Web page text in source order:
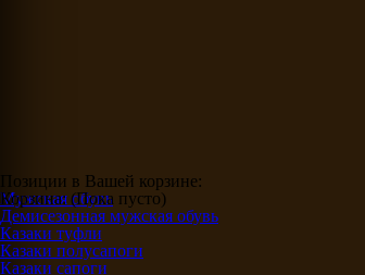
Позиции в Вашей корзине:
Корзина: (Пока пусто)
Мужская обувь
Демисезонная мужская обувь
Казаки туфли
Казаки полусапоги
Казаки сапоги